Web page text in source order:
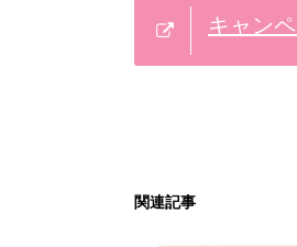
キャン
関連記事